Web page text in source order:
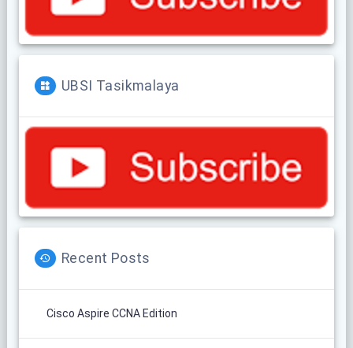
UBSI Tasikmalaya
Recent Posts
Cisco Aspire CCNA Edition